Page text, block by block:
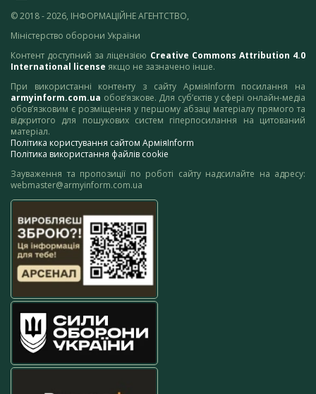
© 2018 - 2026, ІНФОРМАЦІЙНЕ АГЕНТСТВО,
Міністерство оборони України
Контент доступний за ліцензією Creative Commons Attribution 4.0
International license якщо не зазначено інше.
При використанні контенту з сайту АрміяInform посилання на
armyinform.com.ua обов’язкове. Для суб’єктів у сфері онлайн-медіа
обов’язковим є розміщення у першому абзаці матеріалу прямого та
відкритого для пошукових систем гіперпосилання на цитований
матеріал.
Політика користування сайтом АрміяInform
Політика використання файлів cookie
Зауваження та пропозиції по роботі сайту надсилайте на адресу:
webmaster@armyinform.com.ua